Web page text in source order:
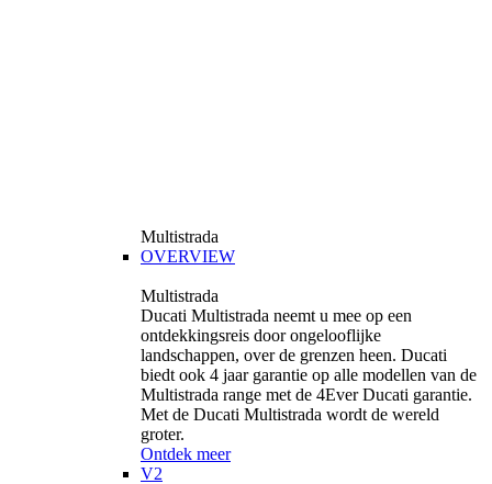
Multistrada
OVERVIEW
Multistrada
Ducati Multistrada neemt u mee op een
ontdekkingsreis door ongelooflijke
landschappen, over de grenzen heen. Ducati
biedt ook 4 jaar garantie op alle modellen van de
Multistrada range met de 4Ever Ducati garantie.
Met de Ducati Multistrada wordt de wereld
groter.
Ontdek meer
V2